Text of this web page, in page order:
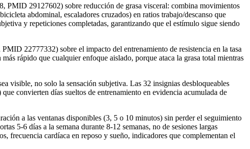
PMID 29127602) sobre reducción de grasa visceral: combina movimientos
abdominal, escaladores cruzados) en ratios trabajo/descanso que
y repeticiones completadas, garantizando que el estímulo sigue siendo
22777332) sobre el impacto del entrenamiento de resistencia en la tasa
rápido que cualquier enfoque aislado, porque ataca la grasa total mientras
visible, no solo la sensación subjetiva. Las 32 insignias desbloqueables
convierten días sueltos de entrenamiento en evidencia acumulada de
a las ventanas disponibles (3, 5 o 10 minutos) sin perder el seguimiento
5-6 días a la semana durante 8-12 semanas, no de sesiones largas
frecuencia cardíaca en reposo y sueño, indicadores que complementan el